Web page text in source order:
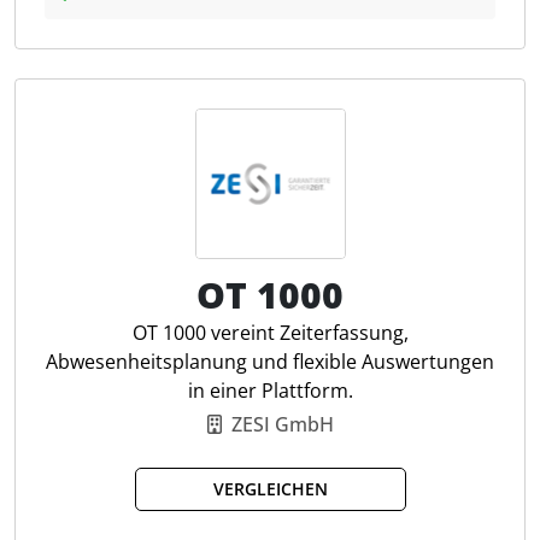
vereinfacht, da Unternehmen Arbeitsverträge und
rechtliche Dokumente intern erstellen und
verwalten können. Das Abwesenheitsmanagement
Krankheitszeiten und anderen Abwesenheiten der
Mitarbeiter. Unternehmen können auch Ausgaben
erstatten. Mit der Zeiterfassung können
Arbeitszeiten und Überstunden erfasst werden, um
die Arbeitszeiterfassung zu optimieren.
Lohnabrechnung
Dokumentenvorlage
Abwesenheitsmanagement
Auslagenerstattung
OT 1000
OT 1000 vereint Zeiterfassung,
Abwesenheitsplanung und flexible Auswertungen
in einer Plattform.
ZESI GmbH
VERGLEICHEN